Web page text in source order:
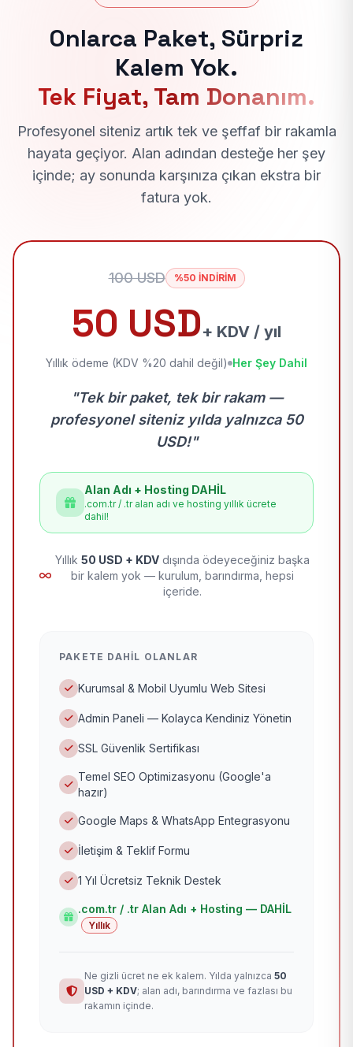
Onlarca Paket, Sürpriz
Kalem Yok.
Tek Fiyat, Tam Donanım.
Profesyonel siteniz artık tek ve şeffaf bir rakamla
hayata geçiyor. Alan adından desteğe her şey
içinde; ay sonunda karşınıza çıkan ekstra bir
fatura yok.
100 USD %50 İNDİRİM
50 USD+ KDV / yıl
Yıllık ödeme (KDV %20 dahil değil) Her Şey Dahil
"Tek bir paket, tek bir rakam —
profesyonel siteniz yılda yalnızca 50
USD!"
Alan Adı + Hosting DAHİL
.com.tr / .tr alan adı ve hosting yıllık ücrete
dahil!
Yıllık 50 USD + KDV dışında ödeyeceğiniz başka
bir kalem yok — kurulum, barındırma, hepsi
içeride.
PAKETE DAHIL OLANLAR
Kurumsal & Mobil Uyumlu Web Sitesi
Admin Paneli — Kolayca Kendiniz Yönetin
SSL Güvenlik Sertifikası
Temel SEO Optimizasyonu (Google'a
hazır)
Google Maps & WhatsApp Entegrasyonu
İletişim & Teklif Formu
1 Yıl Ücretsiz Teknik Destek
.com.tr / .tr Alan Adı + Hosting — DAHİL
Yıllık
Ne gizli ücret ne ek kalem. Yılda yalnızca 50
USD + KDV; alan adı, barındırma ve fazlası bu
rakamın içinde.